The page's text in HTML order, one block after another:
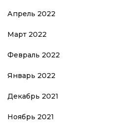
Апрель 2022
Март 2022
Февраль 2022
Январь 2022
Декабрь 2021
Ноябрь 2021